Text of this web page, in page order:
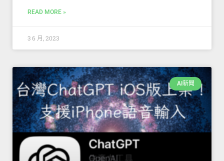
READ MORE »
3 6 月, 2023
AI新聞